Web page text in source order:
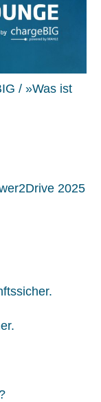
/ »Was ist
2025